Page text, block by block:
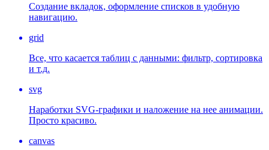
Создание вкладок, оформление списков в удобную
навигацию.
grid
Все, что касается таблиц с данными: фильтр, сортировка
и т.д.
svg
Наработки SVG-графики и наложение на нее анимации.
Просто красиво.
canvas